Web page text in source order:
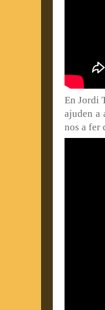
En Jordi
ajuden a
nos a fer